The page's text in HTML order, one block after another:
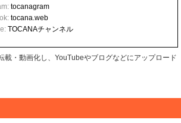
tocanagram
tocana.web
TOCANAチャンネル
・動画化し、YouTubeやブログなどにアップロード